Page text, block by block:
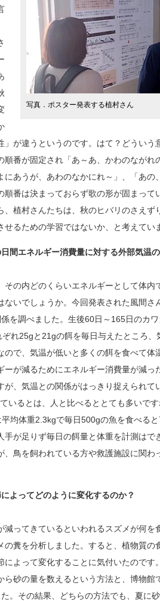
写真．ポスター発表する植村さん
」が違うというのです。はて？どういう
順番が固定され「あ～あ、かわのなが
にあうが、あわのなかにれ～」、「あの
順番は決まっておらず歌の形が固まっ
、植村さんたちは、秋のヒバリのさえず
るための学習ではないか、と考えてい
間エネルギー消費量に対する外部気温
の内どのくらいエネルギーとして体内
ないでしょうか。今回発表された風間
を調べました。生後60日～165日のカ
れ25gと21gの餌を毎日与えたところ
で、気温が低いと多くの餌を食べて体
ーが減るためにエネルギー消費量が減っ
、気温との関係がはっきり捉えられて
いるとは、人と比べるととても多いで
均体重2.3kgで毎日500gの魚を食べる
手が足りず毎日の餌量と体重を計測は
、鳥を飼われている方や救護施設に関わ
よってどのように変化するのか？
ってきているといわれるスズメが何を
の糞を分析しました。すると、植物質の
によって変化することに気付いたので
ら砂の量を数えるという方法と、博物館
。その結果、どちらの方法でも、夏に